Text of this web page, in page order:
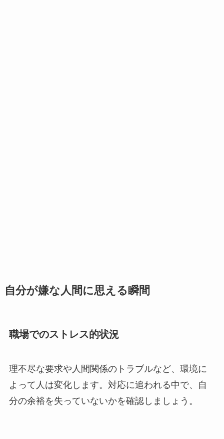
自分が嫌な人間に思える瞬間
職場でのストレス的状況
理不尽な要求や人間関係のトラブルなど、環境に
よって人は変化します。対応に追われる中で、自
分の余裕を失っていないかを確認しましょう。